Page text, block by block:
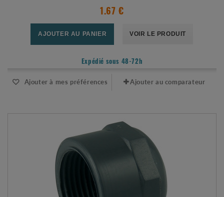
1.67 €
AJOUTER AU PANIER VOIR LE PRODUIT
Expédié sous 48-72h
Ajouter à mes préférences Ajouter au comparateur